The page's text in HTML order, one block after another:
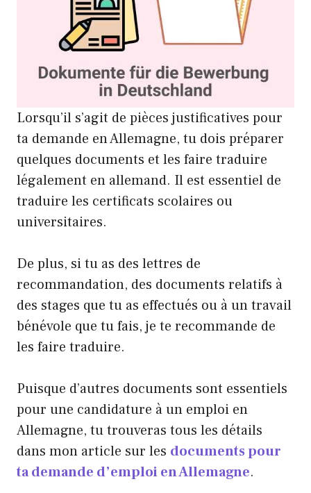
Lorsqu’il s’agit de pièces justificatives pour
ta demande en Allemagne, tu dois préparer
quelques documents et les faire traduire
légalement en allemand. Il est essentiel de
traduire les certificats scolaires ou
universitaires.
De plus, si tu as des lettres de
recommandation, des documents relatifs à
des stages que tu as effectués ou à un travail
bénévole que tu fais, je te recommande de
les faire traduire.
Puisque d’autres documents sont essentiels
pour une candidature à un emploi en
Allemagne, tu trouveras tous les détails
dans mon article sur les documents pour
ta demande d’emploi en Allemagne.